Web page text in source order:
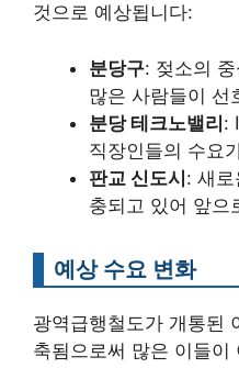
것으로 예상됩니다:
분당구: 젖소의
많은 사람들이 선
분당 테크노밸리:
직장인들의 수요
판교 신도시: 새
충되고 있어 앞으
예상 수요 변화
광역급행철도가 개통된
축됨으로써 많은 이들이